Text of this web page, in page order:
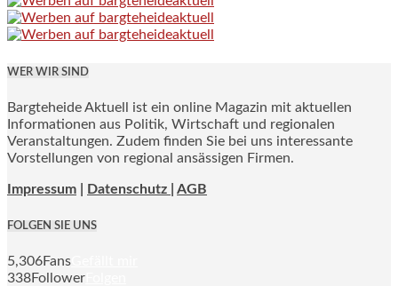
WER WIR SIND
Bargteheide Aktuell ist ein online Magazin mit aktuellen
Informationen aus Politik, Wirtschaft und regionalen
Veranstaltungen. Zudem finden Sie bei uns interessante
Vorstellungen von regional ansässigen Firmen.
Impressum Datenschutz | AGB
FOLGEN SIE UNS
5,306Fans
338Follower